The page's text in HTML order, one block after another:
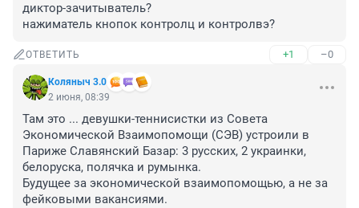
диктор-зачитыватель?
нажиматель кнопок контролц и контролвэ?
ОТВЕТИТЬ +1 –0
Коляныч 3.0
2 июня, 08:39
Там это ... девушки-теннисистки из Совета
Экономической Взаимопомощи (СЭВ) устроили в
Париже Славянский Базар: 3 русских, 2 украинки,
белоруска, полячка и румынка.
Будущее за экономической взаимопомощью, а не за
фейковыми вакансиями.